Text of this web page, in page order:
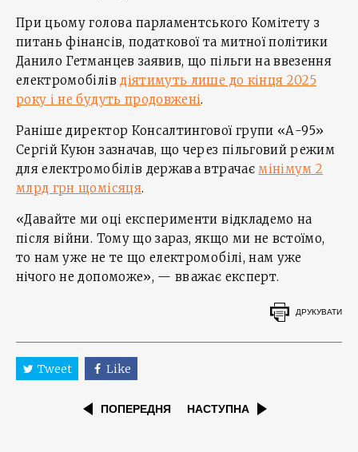
При цьому голова парламентського Комітету з
питань фінансів, податкової та митної політики
Данило Гетманцев заявив, що пільги на ввезення
електромобілівдіятимуть лише до кінця 2025
року і не будуть продовжені.
Раніше директор Консалтингової групи «А-95»
Сергій Куюн зазначав, що через пільговий режим
для електромобілів держава втрачаємінімум 2
млрд грн щомісяця.
«Давайте ми оці експерименти відкладемо на
після війни. Тому що зараз, якщо ми не встоїмо,
то нам уже не те що електромобілі, нам уже
нічого не допоможе», — вважає експерт.
ДРУКУВАТИ
Tweet Like
ПОПЕРЕДНЯ НАСТУПНА